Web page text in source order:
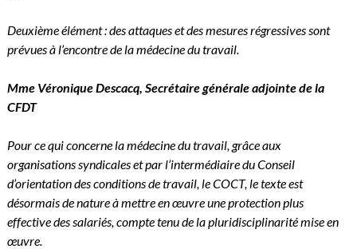
Deuxième élément : des attaques et des mesures régressives sont
prévues à l’encontre de la médecine du travail.
Mme Véronique Descacq, Secrétaire générale adjointe de la
CFDT
Pour ce qui concerne la médecine du travail, grâce aux
organisations syndicales et par l’intermédiaire du Conseil
d’orientation des conditions de travail, le COCT, le texte est
désormais de nature à mettre en œuvre une protection plus
effective des salariés, compte tenu de la pluridisciplinarité mise en
œuvre.